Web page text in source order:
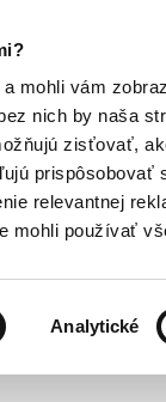
mohli vám
nich by naša
zisťovať,
prispôsobovať
relevantnej
mohli používať
Analytické